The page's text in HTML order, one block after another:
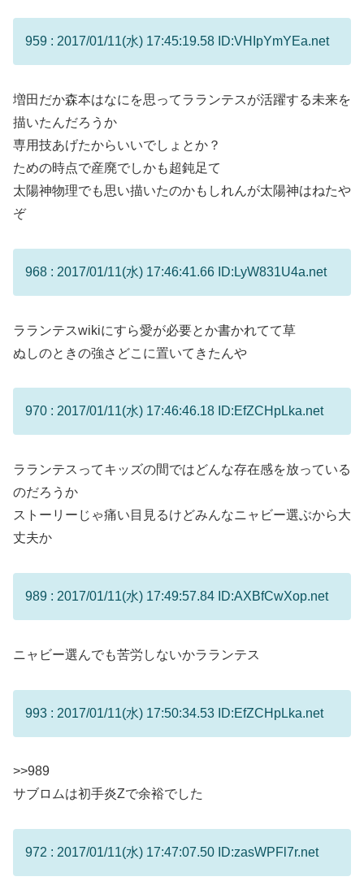
959 : 2017/01/11(水) 17:45:19.58 ID:VHIpYmYEa.net
増田だか森本はなにを思ってラランテスが活躍する未来を
描いたんだろうか
専用技あげたからいいでしょとか？
ための時点で産廃でしかも超鈍足て
太陽神物理でも思い描いたのかもしれんが太陽神はねたや
ぞ
968 : 2017/01/11(水) 17:46:41.66 ID:LyW831U4a.net
ラランテスwikiにすら愛が必要とか書かれてて草
ぬしのときの強さどこに置いてきたんや
970 : 2017/01/11(水) 17:46:46.18 ID:EfZCHpLka.net
ラランテスってキッズの間ではどんな存在感を放っている
のだろうか
ストーリーじゃ痛い目見るけどみんなニャビー選ぶから大
丈夫か
989 : 2017/01/11(水) 17:49:57.84 ID:AXBfCwXop.net
ニャビー選んでも苦労しないかラランテス
993 : 2017/01/11(水) 17:50:34.53 ID:EfZCHpLka.net
>>989
サブロムは初手炎Zで余裕でした
972 : 2017/01/11(水) 17:47:07.50 ID:zasWPFl7r.net